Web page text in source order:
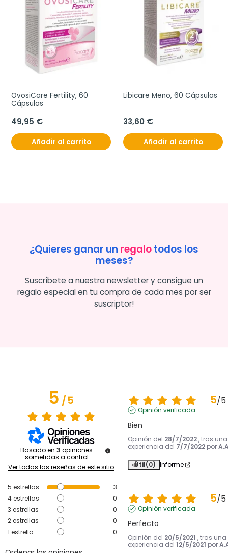
OvosiCare Fertility, 60
Cápsulas
49,95 €
Añadir al carrito
Libicare Meno, 60 Cápsulas
33,60 €
Añadir al carrito
¿Quieres ganar un regalotodos los
meses?
Suscríbete a nuestra newsletter y consigue un
regalo especial en tu compra de cada mes por ser
suscriptor!
5/5
Basado en 3 opiniones
sometidas a control
Ver todas las reseñas de este sitio
5 estrellas
3
4estrellas
0
3 estrellas
0
2estrellas
0
1 estrella 0
5/5
Opinión verificada
Bien
Opinión del 28/7/2022 , tras una
experiencia del 7/7/2022 por
Útil(0) Informe
5/5
Opinión verificada
Perfecto
Opinión del 20/5/2021 , tras una
experiencia del 12/5/2021 por